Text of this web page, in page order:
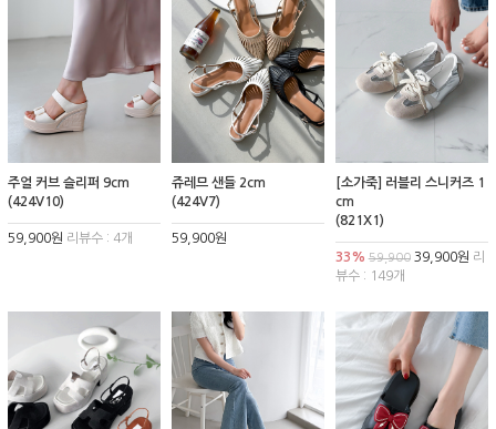
주얼 커브 슬리퍼 9cm
(424V10)
59,900원 리뷰수 : 4개
쥬레므 샌들 2cm
(424V7)
59,900원
[소가죽] 러블리 스니커즈 1
cm
(821X1)
33% 59,90039,900원 리
뷰수 : 149개